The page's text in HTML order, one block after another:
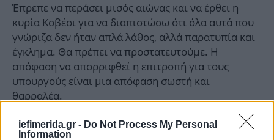
iefimerida.gr - Do Not Process My Personal
Information
Έπρεπε να περάσει μισός αιώνας και να έρθει η
κυρία Κοβέσι για να διαπιστώσω ότι όλα αυτά που
γνώριζα δεν ήταν απλά λάθος, αλλά παρατυπία και
έγκλημα. Θα πρέπει να προστατευτούμε. Η
απόφαση να απορριφθεί η επιτροπή για τους
υπουργούς είναι μια απόφαση σωστή και
θαρραλέα.
Θάνος Πλεύρης: